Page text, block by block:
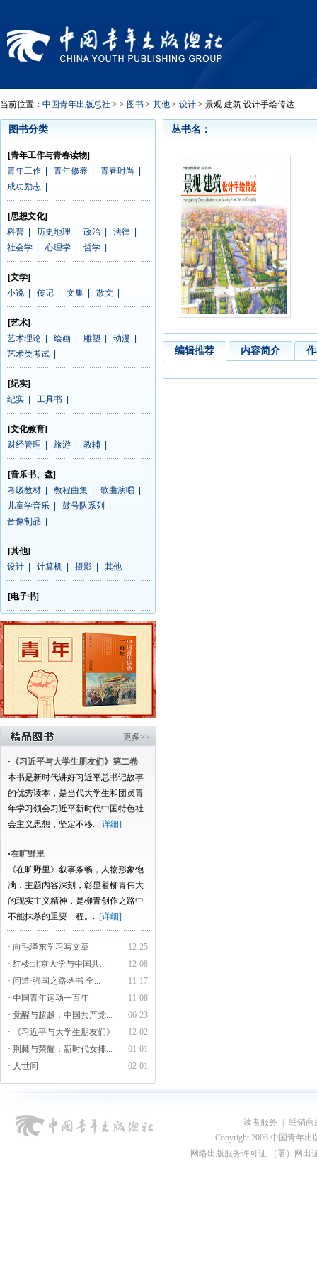
当前位置： 中国青年出版总社 > > 图书 > 其他 > 设计 > 景观 建筑 设计手绘传达
图书分类
[青年工作与青春读物]
青年工作
青年修养 青春时尚
成功励志
[思想文化]
科普
历史地理 政治 法律
社会学
心理学 哲学
[文学]
小说
传记 文集 散文
[艺术]
艺术理论
绘画 雕塑 动漫
艺术类考试
[纪实]
纪实
工具书
[文化教育]
财经管理
旅游 教辅
[音乐书、盘]
考级教材
教程曲集 歌曲演唱
儿童学音乐
鼓号队系列
音像制品
[其他]
设计
计算机 摄影 其他
[电子书]
更多>>
· 《习近平与大学生朋友们》第二卷
本书是新时代讲好习近平总书记故事
的优秀读本，是当代大学生和团员青
年学习领会习近平新时代中国特色社
会主义思想，坚定不移...[详细]
·在旷野里
《在旷野里》叙事条畅，人物形象饱
满，主题内容深刻，彰显着柳青伟大
的现实主义精神，是柳青创作之路中
不能抹杀的重要一程。...[详细]
12-25
· 向毛泽东学习写文章
12-08
· 红楼:北京大学与中国共...
11-17
· 问道·强国之路丛书 全...
11-08
· 中国青年运动一百年
06-23
· 觉醒与超越：中国共产党...
12-02
· 《习近平与大学生朋友们》
01-01
· 荆棘与荣耀：新时代女排...
02-01
· 人世间
丛书名：
编辑推荐 内容简介
读者服务
经销商
Copyright 2006 中国青年出
网络出版服务许可证 （署）网出